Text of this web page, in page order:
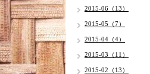
2015-06（13）
2015-05（7）
2015-04（4）
2015-03（11）
2015-02（13）